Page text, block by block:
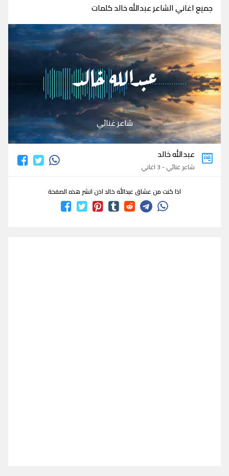
جميع اغاني الشاعر عبدالله خالد كلمات
عبدالله خالد
شاعر غنائي
عبدالله خالد
شاعر غنائي - 3 اغاني
اذا كنت من عشاق عبدالله خالد اذن انشر هذه الصفحة